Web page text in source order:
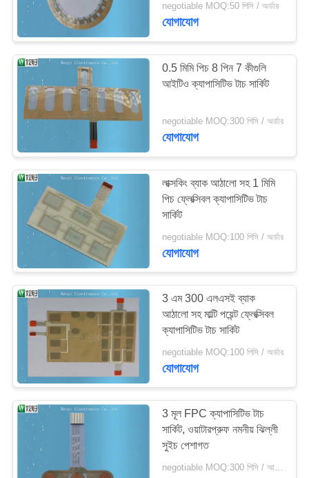
FPC নমনীয় মুদ্রিত সার্কিট
11
পিইটি ফ্লেক্স সার্কিট
তাপ সীল সংযোগকারী
5
negotiable MOQ:50 পিসি / অর্ডার
যোগাযোগ
0.5 মিমি পিচ 8 পিন 7 কীগুলি
আইটিও ক্যাপাসিটিভ টাচ সার্কিট
negotiable MOQ:300 পিসি / অর্ডার
যোগাযোগ
লাক্সকিং ব্যাক আঠালো সহ 1 মিমি
পিচ ফ্লেক্সিবল ক্যাপাসিটিভ টাচ
সার্কিট
negotiable MOQ:100 পিসি / অর্ডার
যোগাযোগ
3 এম 300 এলএসই ব্যাক
আঠালো সহ মাল্টি পয়েন্ট ফ্লেক্সিবল
ক্যাপাসিটিভ টাচ সার্কিট
negotiable MOQ:100 পিসি / অর্ডার
যোগাযোগ
3 মূল FPC ক্যাপাসিটিভ টাচ
সার্কিট, ওয়াটারপ্রুফ নমনীয় ঝিল্লী
সুইচ পেশাগত
negotiable MOQ:300 পিসি / আদেশ